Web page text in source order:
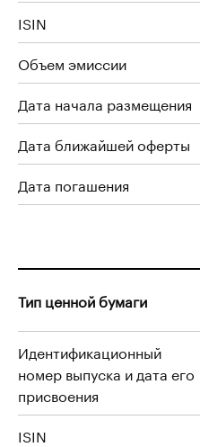
ISIN
Объем эмиссии
Дата начала размещения
Дата ближайшей оферты
Дата погашения
Тип ценной бумаги
Идентификационный
номер выпуска и дата его
присвоения
ISIN